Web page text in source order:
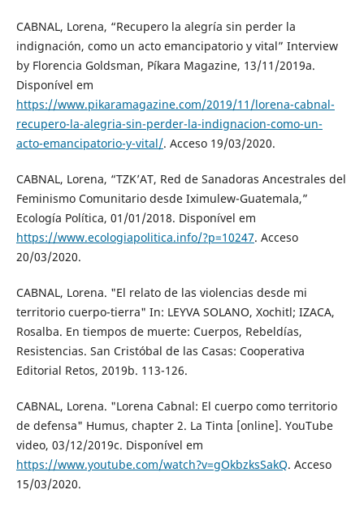
CABNAL, Lorena, “Recupero la alegría sin perder la
indignación, como un acto emancipatorio y vital” Interview
by Florencia Goldsman, Píkara Magazine, 13/11/2019a.
Disponível em
https://www.pikaramagazine.com/2019/11/lorena-cabnal-
recupero-la-alegria-sin-perder-la-indignacion-como-un-
acto-emancipatorio-y-vital/. Acceso 19/03/2020.
CABNAL, Lorena, “TZK’AT, Red de Sanadoras Ancestrales del
Feminismo Comunitario desde Iximulew-Guatemala,”
Ecología Política, 01/01/2018. Disponível em
https://www.ecologiapolitica.info/?p=10247. Acceso
20/03/2020.
CABNAL, Lorena. "El relato de las violencias desde mi
territorio cuerpo-tierra" In: LEYVA SOLANO, Xochitl; IZACA,
Rosalba. En tiempos de muerte: Cuerpos, Rebeldías,
Resistencias. San Cristóbal de las Casas: Cooperativa
Editorial Retos, 2019b. 113-126.
CABNAL, Lorena. "Lorena Cabnal: El cuerpo como territorio
de defensa" Humus, chapter 2. La Tinta [online]. YouTube
video, 03/12/2019c. Disponível em
https://www.youtube.com/watch?v=gOkbzksSakQ. Acceso
15/03/2020.